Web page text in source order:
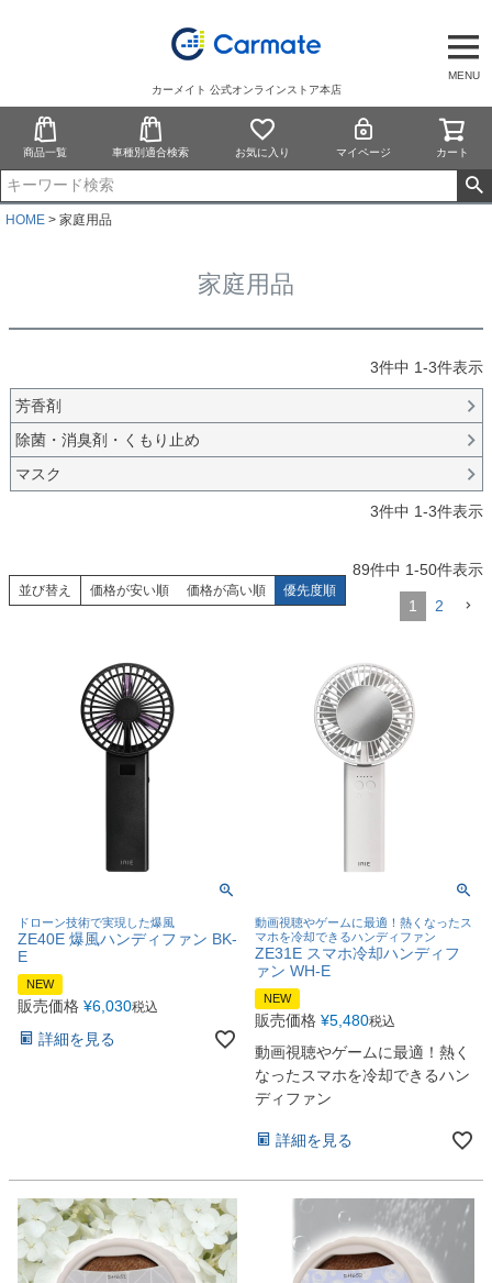
MENU
カーメイト 公式オンラインストア本店
商品一覧 車種別適合検索 お気に入り マイページ カート
HOME 家庭用品
家庭用品
3件中 1-3件表示
芳香剤
除菌・消臭剤・くもり止め
マスク
3件中 1-3件表示
並び替え 価格が安い順 価格が高い順 優先度順
89件中 1-50件表示
1 2
ドローン技術で実現した爆風
ZE40E 爆風ハンディファン BK-
E
NEW
販売価格 ¥6,030税込
詳細を見る
動画視聴やゲームに最適！熱くなったス
マホを冷却できるハンディファン
ZE31E スマホ冷却ハンディフ
ァン WH-E
NEW
販売価格 ¥5,480税込
動画視聴やゲームに最適！熱く
なったスマホを冷却できるハン
ディファン
詳細を見る